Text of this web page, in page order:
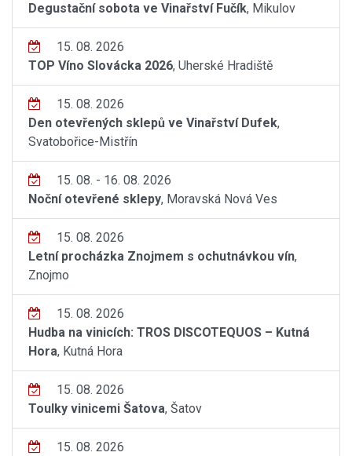
Degustační sobota ve Vinařství Fučík, Mikulov
15. 08. 2026
TOP Víno Slovácka 2026, Uherské Hradiště
15. 08. 2026
Den otevřených sklepů ve Vinařství Dufek,
Svatobořice-Mistřín
15. 08. - 16. 08. 2026
Noční otevřené sklepy, Moravská Nová Ves
15. 08. 2026
Letní procházka Znojmem s ochutnávkou vín,
Znojmo
15. 08. 2026
Hudba na vinicích: TROS DISCOTEQUOS – Kutná
Hora, Kutná Hora
15. 08. 2026
Toulky vinicemi Šatova, Šatov
15. 08. 2026